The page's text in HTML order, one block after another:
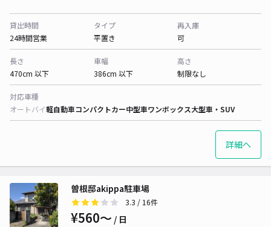
貸出時間
24時間営業
タイプ
平置き
再入庫
可
長さ
470cm 以下
車幅
386cm 以下
高さ
制限なし
対応車種
オートバイ軽自動車コンパクトカー中型車ワンボックス大型車・SUV
詳細へ
曽根邸akippa駐車場
3.3 / 16件
¥560〜 / 日